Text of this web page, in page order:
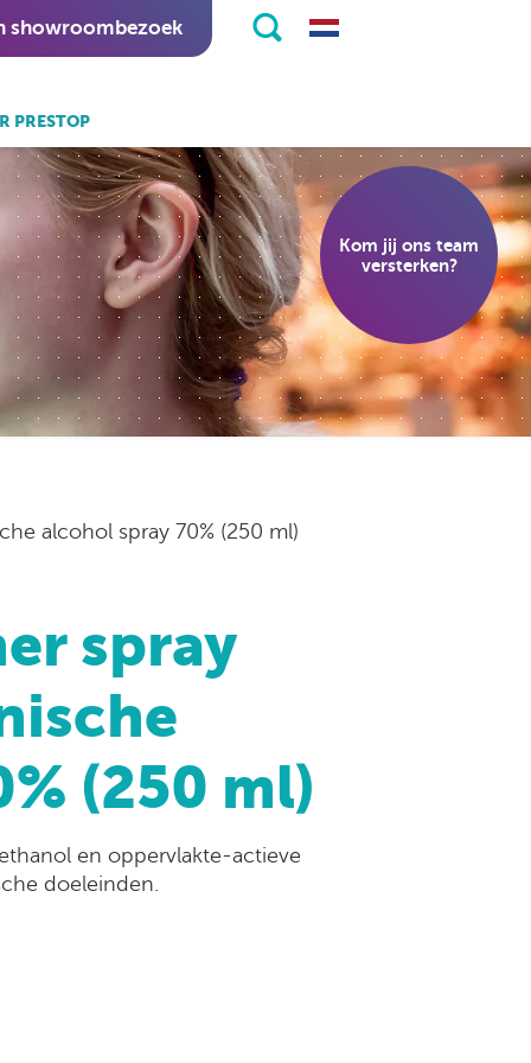
showroombezoek
ook:
software.
software.
PRESTOP
Kom jij ons team
versterken?
alcohol spray 70% (250 ml)
spray
(250 ml)
en oppervlakte-actieve
doeleinden.